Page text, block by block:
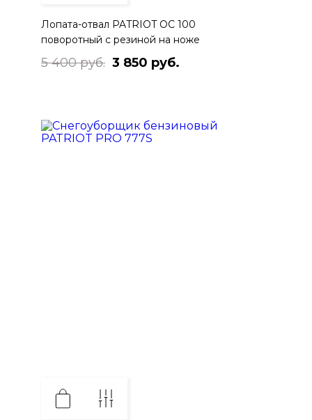
Лопата-отвал PATRIOT OC 100
поворотный с резиной на ноже
5 400 руб. 3 850 руб.